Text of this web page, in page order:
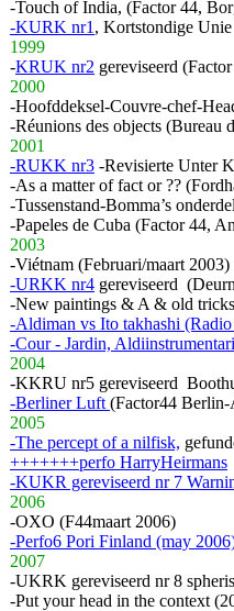
-Touch of India, (Factor 44,
-KURK nr1 , Kortstondige
1999
-KRUK nr2 gereviseerd
2000
-Hoofddeksel-Couvre-chef-
-Réunions des objects (Bureau
2001
-RUKK nr3 -Revisierte Unter
-As a matter of fact or ??
-Tussenstand-Bomma’s
-Papeles de Cuba (Factor 44,
2003
-Viétnam (Februari/maart 2003)
-URKK nr4 gereviseerd
-New paintings & A & old
-Aldiman vs Ito takhashi
-Cour - Jardin,
2004
-KKRU nr5 gereviseerd
-Berliner Luft (Factor44
2005
-The percept of a nilfisk,
+++++++perfo HarryHeirmans
-KUKR gereviseerd nr 7
2006
-OXO (F44maart 2006)
-Perfo6 Pori Finland (may
2007
-UKRK gereviseerd nr 8
-Put your head in the context